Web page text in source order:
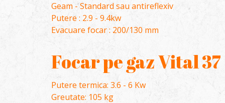
Geam - Standard sau antireflexiv
Putere : 2.9 - 9.4kw
Evacuare focar : 200/130 mm
Focar pe gaz Vital 37
Putere termica: 3.6 - 6 Kw
Greutate: 105 kg